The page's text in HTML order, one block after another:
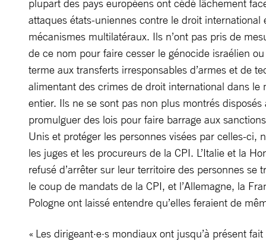
plupart des pays européens ont cédé lâchement
attaques états-uniennes contre le droit international
mécanismes multilatéraux. Ils n’ont pas pris de
de ce nom pour faire cesser le génocide israélien
terme aux transferts irresponsables d’armes et de
alimentant des crimes de droit international dans le
entier. Ils ne se sont pas non plus montrés disposés
promulguer des lois pour faire barrage aux
Unis et protéger les personnes visées par celles-ci,
les juges et les procureurs de la CPI. L’Italie et la
refusé d’arrêter sur leur territoire des personnes se
le coup de mandats de la CPI, et l’Allemagne, la
Pologne ont laissé entendre qu’elles feraient de
« Les dirigeant·e·s mondiaux ont jusqu’à présent